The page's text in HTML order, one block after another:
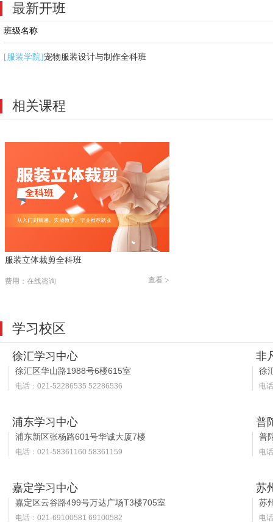
最新开班
班级名称
[服装学院] 宠物服装设计与制作全科班
相关课程
服装立体裁剪全科班
查看 >
费用：在线咨询
学习校区
徐汇学习中心
徐汇区华山路1988号6楼615室
电话：021-52286535 52286536
非
徐
电
浦东学习中心
浦东新区张杨路601号华诚大厦7楼
电话：021-58361160 58361159
普
普
电
嘉定学习中心
嘉定区云谷路499号万达广场T3楼705室
电话：021-69100581 69100582
苏
苏
电